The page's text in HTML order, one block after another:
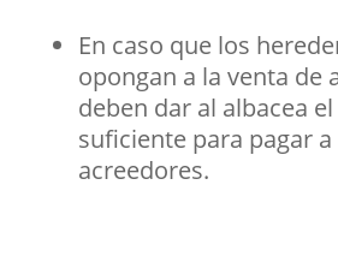
En caso que los
opongan a la venta de
deben dar al albacea
suficiente para pagar a
acreedores.